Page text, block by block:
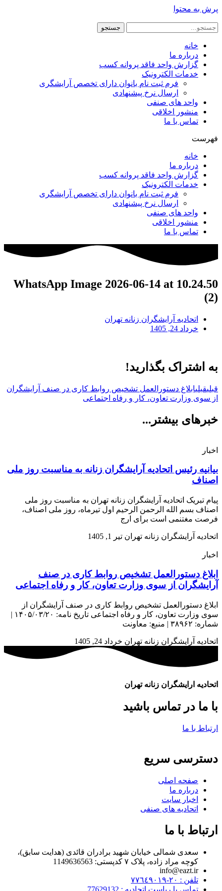
پرش به محتوا
جستجو
خانه
درباره ما
گزارش واحد فاقد پروانه کسب
خدمات الکترونیک
فرم ثبت نام بانوان دارای تخصص آرایشگری
ارسال نرخ پیشنهادی
واحد های صنفی
منشور اخلاقی
تماس با ما
فهرست
خانه
درباره ما
گزارش واحد فاقد پروانه کسب
خدمات الکترونیک
فرم ثبت نام بانوان دارای تخصص آرایشگری
ارسال نرخ پیشنهادی
واحد های صنفی
منشور اخلاقی
تماس با ما
WhatsApp Image 2026-06-14 at 10.24.50
(2)
اتحادیه آرایشگران زنانه تهران
خرداد 24, 1405
به اشتراک بگذارید!
قبلیقبلیابلاغ دستورالعمل تشخیص روابط کاری در صنف آرایشگران
از سوی وزارت تعاون، کار و رفاه اجتماعی
خبرهای بیشتر...
اخبار
بیانیه رئیس اتحادیه آرایشگران زنانه به مناسبت روز ملی
اصناف
پیام تبریک اتحادیه آرایشگران زنانه تهران به مناسبت روز ملی
اصناف بسم الله الرحمن الرحیم اول تیرماه، روز ملی اصناف،
فرصت مغتنمی است برای ارج
اتحادیه آرایشگران زنانه تهران تیر 1, 1405
اخبار
ابلاغ دستورالعمل تشخیص روابط کاری در صنف
آرایشگران از سوی وزارت تعاون، کار و رفاه اجتماعی
ابلاغ دستورالعمل تشخیص روابط کاری در صنف آرایشگران از
سوی وزارت تعاون، کار و رفاه اجتماعی تاریخ نامه: ۱۴۰۵/۰۳/۲۰ |
شماره: ۳۸۹۶۲ | منبع: معاونت
اتحادیه آرایشگران زنانه تهران خرداد 24, 1405
اتحادیه ارایشگران زنانه تهران
با ما در تماس باشید
ارتباط با ما
دسترسی سریع
صفحه اصلی
درباره ما
اخبار سایت
اتحادیه های صنفی
ارتباط با ما
سعدی شمالی خیابان شهید برادران قائدی (هدایت سابق)،
کوچه مراد زاده، پلاک ۷ کدپستی: 1149636563
info@eazt.ir
تلفن : ٢٠-٧٧٦٤٩٠١٩
تماس با ریاست اتحادیه : 77629132